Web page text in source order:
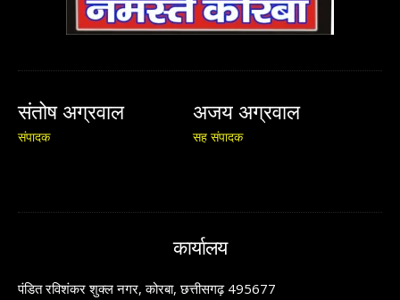
संतोष अग्रवाल
संपादक
अजय अग्रवाल
सह संपादक
कार्यालय
पंडित रविशंकर शुक्ल नगर, कोरबा, छत्तीसगढ़ 495677